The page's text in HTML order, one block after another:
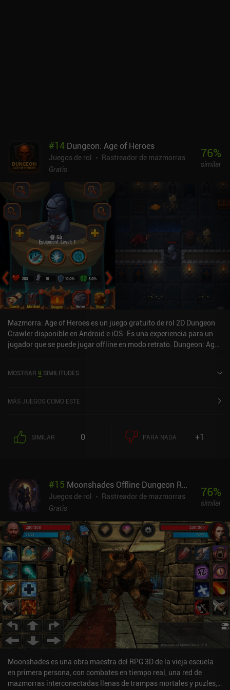
complejo, pero si has estado buscando un RPG de aventuras
divertido en el que sumergirte cientos de horas, Elona Mobile es
perfecto, ya que no hay ningún sistema de energía o similar que
limite el tiempo que puedes jugar.
#14 Dungeon: Age of Heroes
Juegos de rol
Rastreador de mazmorras
Gratis
76%
similar
Mazmorra: Age of Heroes es un juego gratuito de rol 2D Dungeon
Crawler disponible en Android e iOS. Es una experiencia para un
jugador que se puede jugar offline en modo retrato. Dungeon: Age
de iOS.
MOSTRAR 9 SIMILITUDES
MÁS JUEGOS COMO ESTE
SIMILAR 0 PARA NADA +1
#15 Moonshades Offline Dungeon RPG
Juegos de rol
Rastreador de mazmorras
Gratis
76%
similar
Moonshades es una obra maestra del RPG 3D de la vieja escuela
en primera persona, con combates en tiempo real, una red de
mazmorras interconectadas llenas de trampas mortales y puzles, y